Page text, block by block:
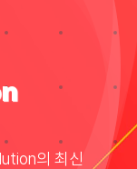
의 최신